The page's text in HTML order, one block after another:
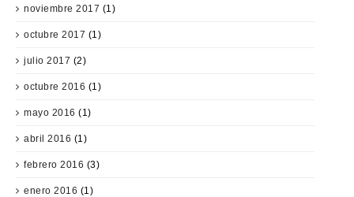
noviembre 2017 (1)
octubre 2017 (1)
julio 2017 (2)
octubre 2016 (1)
mayo 2016 (1)
abril 2016 (1)
febrero 2016 (3)
enero 2016 (1)